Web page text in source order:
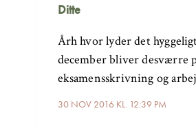
Ditte
30 NOV 2016 KL. 12:39 PM
Årh hvor lyder det
december bliver desværre
eksamensskrivning og